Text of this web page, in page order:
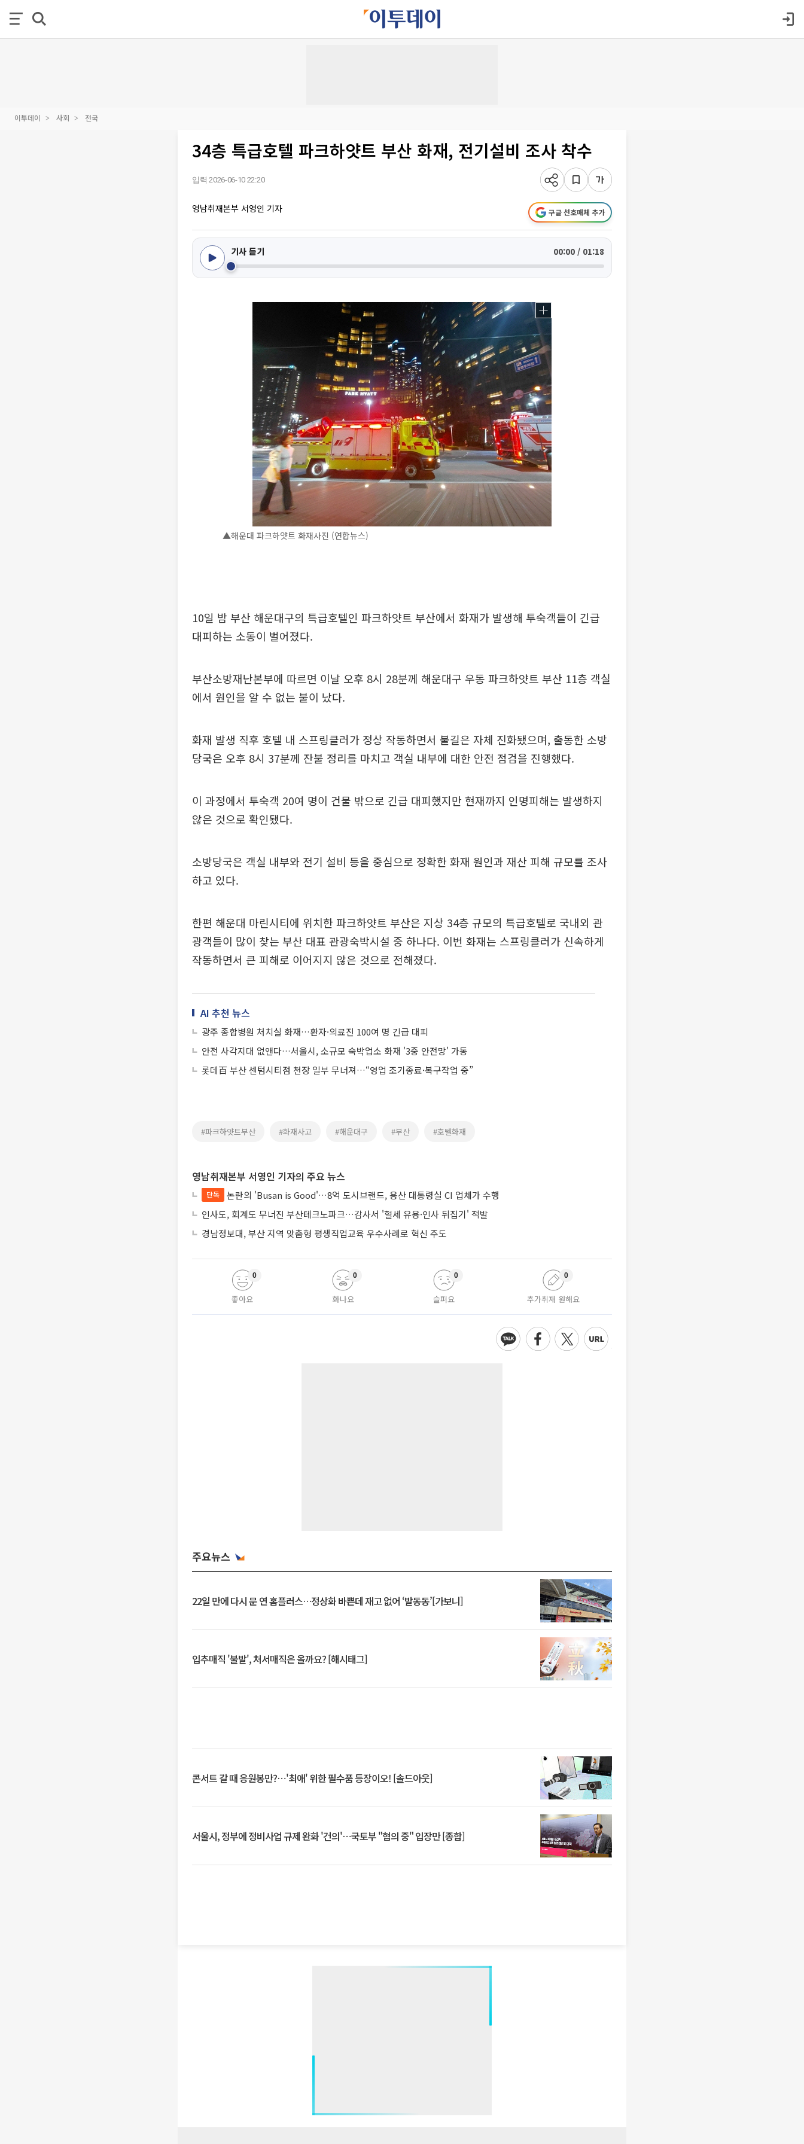
이투데이 사회 전국
34층 특급호텔 파크하얏트 부산 화재, 전기설비 조사 착수
입력 2026-06-10 22:20
영남취재본부 서영인 기자 구글 선호매체 추가
기사 듣기 00:00 / 01:18
▲해운대 파크하얏트 화재사진 (연합뉴스)
10일 밤 부산 해운대구의 특급호텔인 파크하얏트 부산에서 화재가 발생해 투숙객들이 긴급
대피하는 소동이 벌어졌다.
부산소방재난본부에 따르면 이날 오후 8시 28분께 해운대구 우동 파크하얏트 부산 11층 객실
에서 원인을 알 수 없는 불이 났다.
화재 발생 직후 호텔 내 스프링클러가 정상 작동하면서 불길은 자체 진화됐으며, 출동한 소방
당국은 오후 8시 37분께 잔불 정리를 마치고 객실 내부에 대한 안전 점검을 진행했다.
이 과정에서 투숙객 20여 명이 건물 밖으로 긴급 대피했지만 현재까지 인명피해는 발생하지
않은 것으로 확인됐다.
소방당국은 객실 내부와 전기 설비 등을 중심으로 정확한 화재 원인과 재산 피해 규모를 조사
하고 있다.
한편 해운대 마린시티에 위치한 파크하얏트 부산은 지상 34층 규모의 특급호텔로 국내외 관
광객들이 많이 찾는 부산 대표 관광숙박시설 중 하나다. 이번 화재는 스프링클러가 신속하게
작동하면서 큰 피해로 이어지지 않은 것으로 전해졌다.
AI 추천 뉴스
광주 종합병원 처치실 화재…환자·의료진 100여 명 긴급 대피
안전 사각지대 없앤다…서울시, 소규모 숙박업소 화재 '3중 안전망' 가동
롯데百 부산 센텀시티점 천장 일부 무너져…“영업 조기종료·복구작업 중”
#파크하얏트부산 #화재사고 #해운대구 #부산 #호텔화재
영남취재본부 서영인 기자의 주요 뉴스
단독
논란의 'Busan is Good'…8억 도시브랜드, 용산 대통령실 CI 업체가 수행
인사도, 회계도 무너진 부산테크노파크…감사서 '혈세 유용·인사 뒤집기' 적발
경남정보대, 부산 지역 맞춤형 평생직업교육 우수사례로 혁신 주도
좋아요
0
화나요
0
슬퍼요
0
추가취재 원해요
0
주요뉴스
22일 만에 다시 문 연 홈플러스…정상화 바쁜데 재고 없어 ‘발동동’[가보니]
입추매직 '불발', 처서매직은 올까요? [해시태그]
콘서트 갈 때 응원봉만?⋯'최애' 위한 필수품 등장이오! [솔드아웃]
서울시, 정부에 정비사업 규제 완화 '건의'⋯국토부 "협의 중" 입장만 [종합]